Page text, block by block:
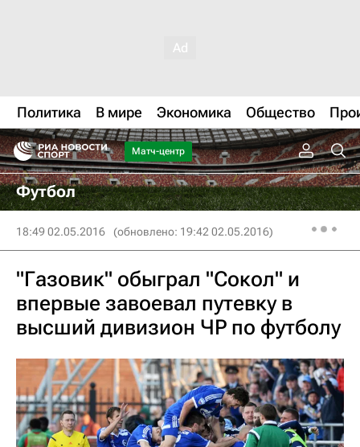
Политика В мире Экономика Общество
Матч-центр
Футбол
18:49 02.05.2016 (обновлено: 19:42 02.05.2016)
"Газовик" обыграл "Сокол" и
впервые завоевал путевку в
высший дивизион ЧР по футболу